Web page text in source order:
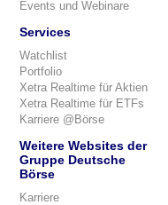
Events und Webinare
Services
Watchlist
Portfolio
Xetra Realtime für Aktien
Xetra Realtime für ETFs
Karriere @Börse
Weitere Websites der
Gruppe Deutsche
Börse
Karriere